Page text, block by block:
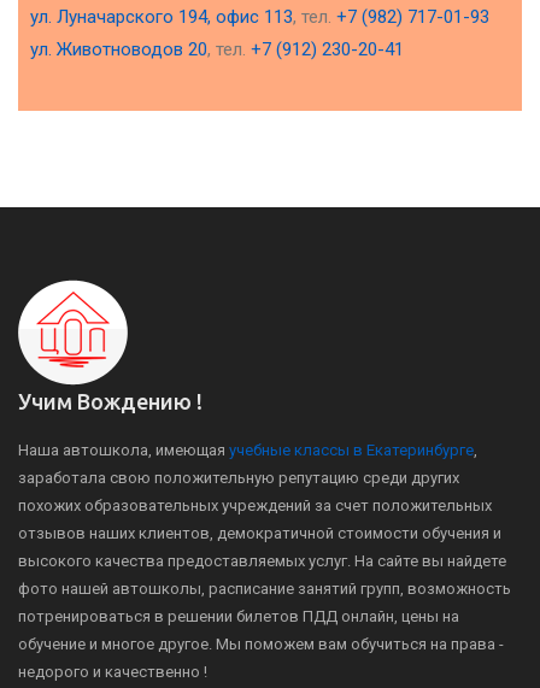
ул. Луначарского 194, офис 113, тел. +7 (982) 717-01-93
ул. Животноводов 20, тел. +7 (912) 230-20-41
Учим Вождению !
Наша автошкола, имеющая учебные классы в Екатеринбурге
заработала свою положительную репутацию среди других
похожих образовательных учреждений за счет положительных
отзывов наших клиентов, демократичной стоимости обучения и
высокого качества предоставляемых услуг. На сайте вы найдете
фото нашей автошколы, расписание занятий групп, возможность
потренироваться в решении билетов ПДД онлайн, цены на
обучение и многое другое. Мы поможем вам обучиться на права -
недорого и качественно !